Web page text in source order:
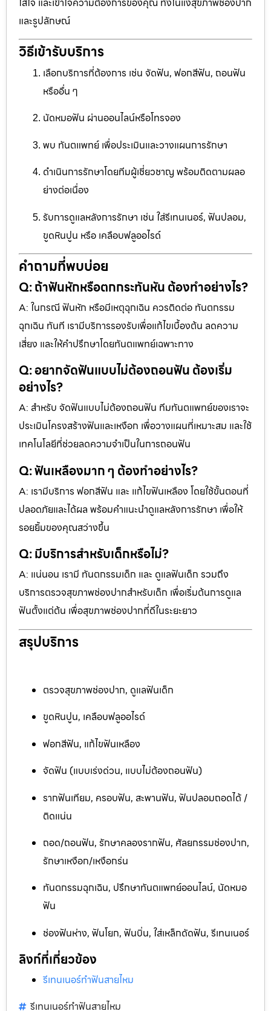
และรูปลักษณ์
วิธีเข้ารับบริการ
เลือกบริการที่ต้องการ เช่น จัดฟัน, ฟอกสีฟัน, ถอนฟัน
หรืออื่น ๆ
นัดหมอฟัน ผ่านออนไลน์หรือโทรจอง
พบ ทันตแพทย์ เพื่อประเมินและวางแผนการรักษา
ดำเนินการรักษาโดยทีมผู้เชี่ยวชาญ พร้อมติดตามผลอ
ย่างต่อเนื่อง
รับการดูแลหลังการรักษา เช่น ใส่รีเทนเนอร์, ฟันปลอม,
ขูดหินปูน หรือ เคลือบฟลูออไรด์
คำถามที่พบบ่อย
Q: ถ้าฟันหักหรือตกกระทันหัน ต้องทำอย่างไร?
A: ในกรณี ฟันหัก หรือมีเหตุฉุกเฉิน ควรติดต่อ ทันตกรรม
ฉุกเฉิน ทันที เรามีบริการรองรับเพื่อแก้ไขเบื้องต้น ลดความ
เสี่ยง และให้คำปรึกษาโดยทันตแพทย์เฉพาะทาง
Q: อยากจัดฟันแบบไม่ต้องถอนฟัน ต้องเริ่ม
อย่างไร?
A: สำหรับ จัดฟันแบบไม่ต้องถอนฟัน ทีมทันตแพทย์ของเราจะ
ประเมินโครงสร้างฟันและเหงือก เพื่อวางแผนที่เหมาะสม และใช้
เทคโนโลยีที่ช่วยลดความจำเป็นในการถอนฟัน
Q: ฟันเหลืองมาก ๆ ต้องทำอย่างไร?
A: เรามีบริการ ฟอกสีฟัน และ แก้ไขฟันเหลือง โดยใช้ขั้นตอนที่
ปลอดภัยและได้ผล พร้อมคำแนะนำดูแลหลังการรักษา เพื่อให้
รอยยิ้มของคุณสว่างขึ้น
Q: มีบริการสำหรับเด็กหรือไม่?
A: แน่นอน เรามี ทันตกรรมเด็ก และ ดูแลฟันเด็ก รวมถึง
บริการตรวจสุขภาพช่องปากสำหรับเด็ก เพื่อเริ่มต้นการดูแล
ฟันตั้งแต่ต้น เพื่อสุขภาพช่องปากที่ดีในระยะยาว
สรุปบริการ
ตรวจสุขภาพช่องปาก, ดูแลฟันเด็ก
ขูดหินปูน, เคลือบฟลูออไรด์
ฟอกสีฟัน, แก้ไขฟันเหลือง
จัดฟัน (แบบเร่งด่วน, แบบไม่ต้องถอนฟัน)
รากฟันเทียม, ครอบฟัน, สะพานฟัน, ฟันปลอมถอดได้ /
ติดแน่น
ถอด/ถอนฟัน, รักษาคลองรากฟัน, ศัลยกรรมช่องปาก,
รักษาเหงือก/เหงือกร่น
ทันตกรรมฉุกเฉิน, ปรึกษาทันตแพทย์ออนไลน์, นัดหมอ
ฟัน
ช่องฟันห่าง, ฟันโยก, ฟันบิ่น, ใส่เหล็กดัดฟัน, รีเทนเนอร์
ลิงก์ที่เกี่ยวข้อง
รีเทนเนอร์ทำฟันสายไหม
รีเทนเนอร์ทำฟันสายไหม